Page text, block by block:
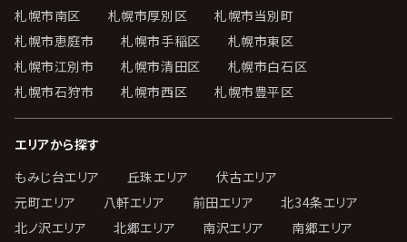
札幌市南区
札幌市厚別区
札幌市当別町
札幌市恵庭市
札幌市手稲区
札幌市東区
札幌市江別市
札幌市清田区
札幌市白石区
札幌市石狩市
札幌市西区 札幌市豊平区
エリアから探す
もみじ台エリア
丘珠エリア
伏古エリア
元町エリア
八軒エリア 前田エリア
北34条エリア
北ノ沢エリア
北郷エリア 南沢エリア
南郷エリア